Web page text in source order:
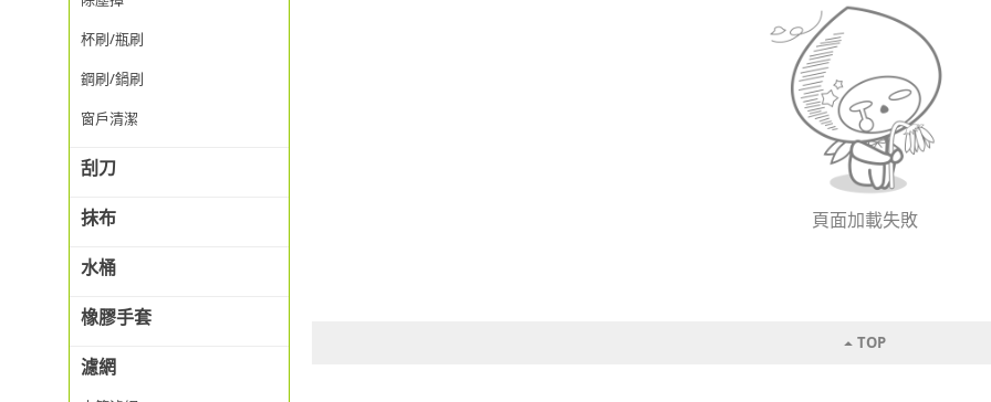
杯刷/瓶刷
鋼刷/鍋刷
窗戶清潔
刮刀
抹布
水桶
橡膠手套
濾網
頁面加載失敗
TOP